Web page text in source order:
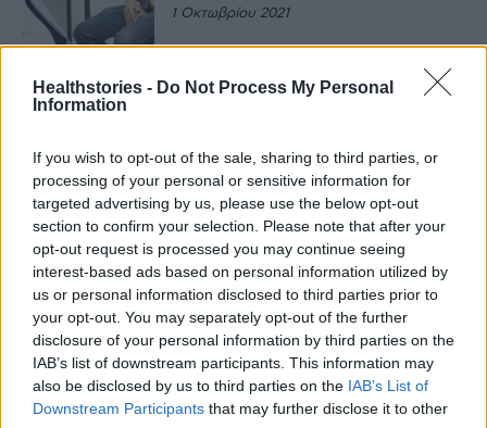
Healthstories - Do Not Process My Personal
Information
If you wish to opt-out of the sale, sharing to third parties, or
processing of your personal or sensitive information for
targeted advertising by us, please use the below opt-out
section to confirm your selection. Please note that after your
opt-out request is processed you may continue seeing
interest-based ads based on personal information utilized by
us or personal information disclosed to third parties prior to
your opt-out. You may separately opt-out of the further
disclosure of your personal information by third parties on the
IAB’s list of downstream participants. This information may
also be disclosed by us to third parties on the IAB’s List of
Downstream Participants that may further disclose it to other
1 Οκτωβρίου 2021
ΕΥΕΞΊΑ
Οι 5 μορφές σεξουαλικής
δυσλειτουργίας στις γυναίκες –
Τελευταία Νέα
9 πράγματα που δεν πρέπει να
λέτε σε έναν επισκέπτη
27 Φεβρουαρίου 2026